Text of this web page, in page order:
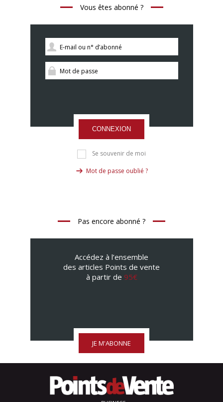
Vous êtes abonné ?
CONNEXION
Se souvenir de moi
Mot de passe oublié ?
Pas encore abonné ?
Accédez à l’ensemble
des articles Points de vente
à partir de 95€
JE M'ABONNE